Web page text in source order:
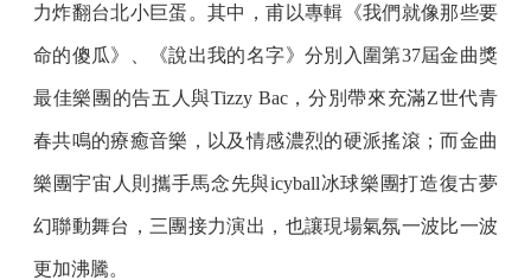
力炸翻台北小巨蛋。其中，甫以專輯《我們就像那些要
命的傻瓜》、《說出我的名字》分別入圍第37屆金曲獎
最佳樂團的告五人與Tizzy Bac，分別帶來充滿Z世代青
春共鳴的療癒音樂，以及情感濃烈的硬派搖滾；而金曲
樂團宇宙人則攜手馬念先與icyball冰球樂團打造復古夢
幻聯動舞台，三團接力演出，也讓現場氣氛一波比一波
更加沸騰。